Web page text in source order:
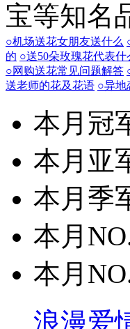
宝等知名
○机场送花女朋友送什么
的 ○送50朵玫瑰花代表什
○网购送花常见问题解答
送老师的花及花语 ○异地
本月冠
本月亚
本月季
本月
本月
浪漫爱